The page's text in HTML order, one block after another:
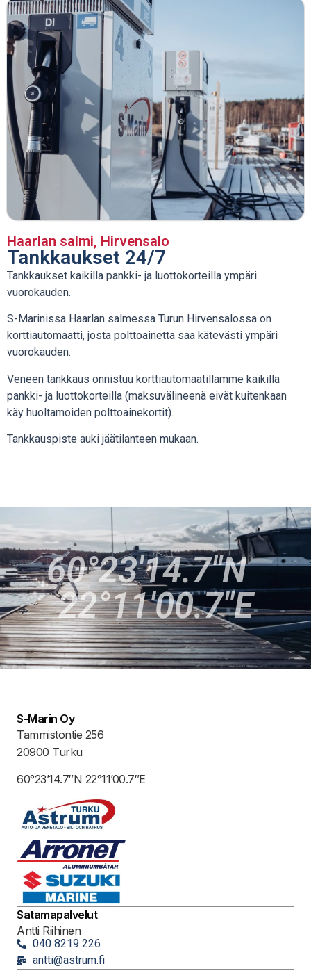
Haarlan salmi, Hirvensalo
Tankkaukset 24/7
Tankkaukset kaikilla pankki- ja luottokorteilla ympäri
vuorokauden.
S-Marinissa Haarlan salmessa Turun Hirvensalossa on
korttiautomaatti, josta polttoainetta saa kätevästi ympäri
vuorokauden.
Veneen tankkaus onnistuu korttiautomaatillamme kaikilla
pankki- ja luottokorteilla (maksuvälineenä eivät kuitenkaan
käy huoltamoiden polttoainekortit).
Tankkauspiste auki jäätilanteen mukaan.
60°23'14.7″N
22°11'00.7″E
S-Marin Oy
Tammistontie 256
20900 Turku
60°23’14.7″N 22°11’00.7″E
Satamapalvelut
Antti Riihinen
040 8219 226
antti@astrum.fi